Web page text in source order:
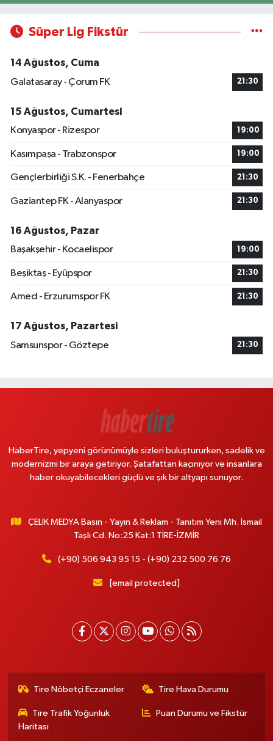
Süper Lig Fikstür
14 Ağustos, Cuma
Galatasaray - Çorum FK
21:30
15 Ağustos, Cumartesi
Konyaspor - Rizespor
19:00
Kasımpaşa - Trabzonspor 19:00
Gençlerbirliği S.K. - Fenerbahçe 21:30
Gaziantep FK - Alanyaspor 21:30
16 Ağustos, Pazar
Başakşehir - Kocaelispor
19:00
Beşiktaş - Eyüpspor 21:30
Amed - Erzurumspor FK 21:30
17 Ağustos, Pazartesi
Samsunspor - Göztepe
21:30
HaberTire, yepyeni görünümüyle sizleri buluştururken, sadelik ve
modernizmi bir araya getiriyor. Şatafattan kaçınıyor ve insanlara
haber okuyabilecekleri güçlü ve şık bir altyapı sunuyor.
ÇELİK MEDYA Basın - Yayın & Reklam - Tanıtım Yeni Mh. İsmail
Taşlı Cd. No:25 Kat:1 TİRE-İZMİR
(+90) 506 943 95 15 - (+90) 232 500 76 76
[email protected]
Tire Nöbetçi Eczaneler Tire Hava Durumu
Tire Trafik Yoğunluk
Haritası
Puan Durumu ve Fikstür